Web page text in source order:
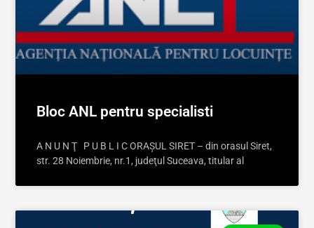
Bloc ANL pentru specialisti
A N U N Ţ P U B L I C ORAŞUL SIRET – din orasul Siret,
str. 28 Noiembrie, nr.1, judeţul Suceava, titular al